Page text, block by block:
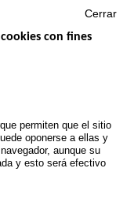
DE
Cerrar
con fines
permiten que el sitio
oponerse a ellas y
aunque su
y esto será efectivo